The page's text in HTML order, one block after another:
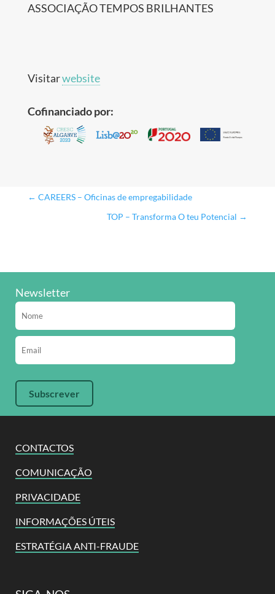
ASSOCIAÇÃO TEMPOS BRILHANTES
Visitarwebsite
Cofinanciado por:
← CAREERS – Oficinas de empregabilidade
TOP – Transforma O teu Potencial →
CONTACTOS
COMUNICAÇÃO
PRIVACIDADE
INFORMAÇÕES ÚTEIS
ESTRATÉGIA ANTI-FRAUDE
Newsletter